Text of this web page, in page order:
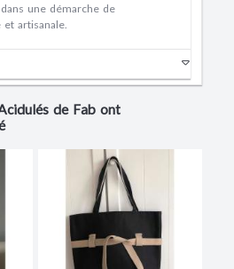
une démarche de
artisanale.
de Fab ont